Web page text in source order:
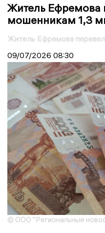
Житель Ефремова
мошенникам 1,3
Житель Ефремова
09/07/2026 08:30
© ООО "Региональные